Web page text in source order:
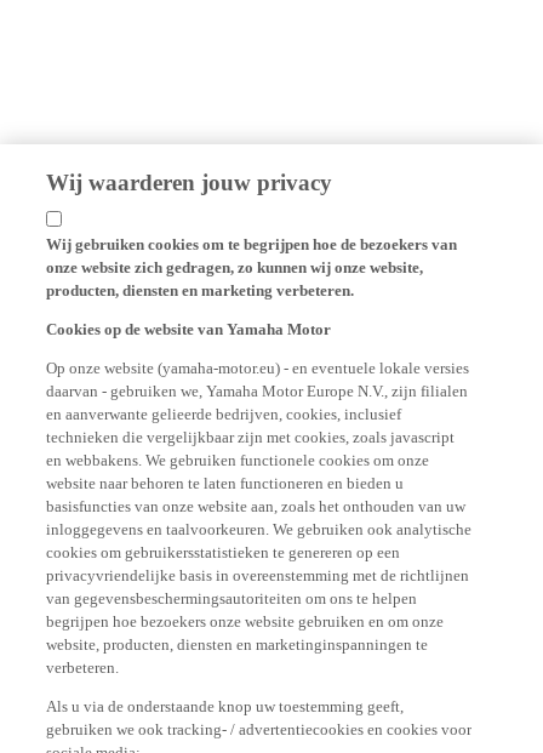
Wij waarderen jouw privacy
onze website zich gedragen, zo kunnen wij onze website,
producten, diensten en marketing verbeteren.
daarvan - gebruiken we, Yamaha Motor Europe N.V., zijn filialen
en aanverwante gelieerde bedrijven, cookies, inclusief
technieken die vergelijkbaar zijn met cookies, zoals javascript
en webbakens. We gebruiken functionele cookies om onze
website naar behoren te laten functioneren en bieden u
inloggegevens en taalvoorkeuren. We gebruiken ook analytische
cookies om gebruikersstatistieken te genereren op een
privacyvriendelijke basis in overeenstemming met de richtlijnen
van gegevensbeschermingsautoriteiten om ons te helpen
begrijpen hoe bezoekers onze website gebruiken en om onze
website, producten, diensten en marketinginspanningen te
verbeteren.
gebruiken we ook tracking- / advertentiecookies en cookies voor
sociale media: